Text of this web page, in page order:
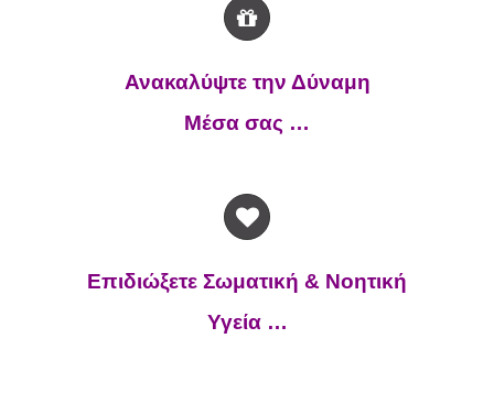
Ανακαλύψτε την Δύναμη
Μέσα σας …
Επιδιώξετε Σωματική & Νοητική
Υγεία …